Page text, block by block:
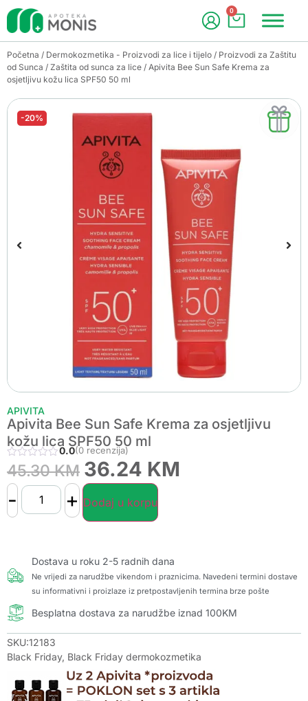
0
Početna / Dermokozmetika - Proizvodi za lice i tijelo / Proizvodi za Zaštitu
od Sunca / Zaštita od sunca za lice / Apivita Bee Sun Safe Krema za
osjetljivu kožu lica SPF50 50 ml
-20%
APIVITA
Apivita Bee Sun Safe Krema za osjetljivu
kožu lica SPF50 50 ml
0.0(0 recenzija)
45.30KM 36.24 KM
- + Dodaj u korpu
Dostava u roku 2-5 radnih dana
Ne vrijedi za narudžbe vikendom i praznicima. Navedeni termini dostave
su informativni i proizlaze iz pretpostavljenih termina brze pošte
Besplatna dostava za narudžbe iznad 100KM
SKU:12183
Black Friday, Black Friday dermokozmetika